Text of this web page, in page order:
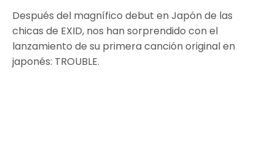
Después del magnífico debut en Japón de las
chicas de EXID, nos han sorprendido con el
lanzamiento de su primera canción original en
japonés: TROUBLE.